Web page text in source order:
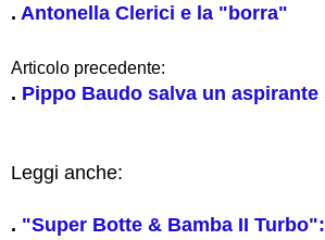
. Antonella Clerici e la "borra"
Articolo precedente:
. Pippo Baudo salva un
Leggi anche:
. "Super Botte & Bamba II